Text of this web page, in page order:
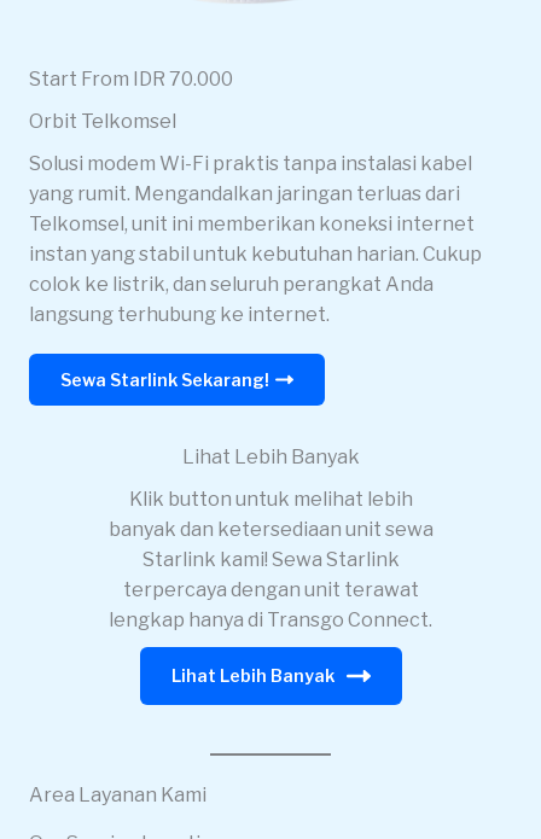
Start From IDR 70.000
Orbit Telkomsel
Solusi modem Wi-Fi praktis tanpa instalasi kabel
yang rumit. Mengandalkan jaringan terluas dari
Telkomsel, unit ini memberikan koneksi internet
instan yang stabil untuk kebutuhan harian. Cukup
colok ke listrik, dan seluruh perangkat Anda
langsung terhubung ke internet.
Sewa Starlink Sekarang!
Lihat Lebih Banyak
Klik button untuk melihat lebih
banyak dan ketersediaan unit sewa
Starlink kami! Sewa Starlink
terpercaya dengan unit terawat
lengkap hanya di Transgo Connect.
Lihat Lebih Banyak
Area Layanan Kami